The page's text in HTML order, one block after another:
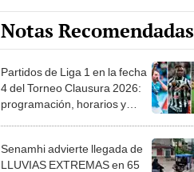
Notas Recomendadas
Partidos de Liga 1 en la fecha
4 del Torneo Clausura 2026:
programación, horarios y
Senamhi advierte llegada de
LLUVIAS EXTREMAS en 65